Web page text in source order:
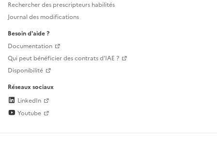
Rechercher des prescripteurs habilités
Journal des modifications
Besoin d'aide ?
Documentation
Qui peut bénéficier des contrats d'IAE ?
Disponibilité
Réseaux sociaux
LinkedIn
Youtube